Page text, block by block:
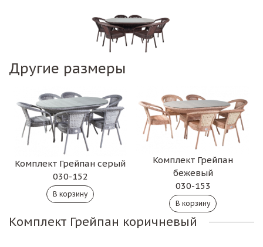
Другие размеры
Комплект Грейпан серый
030-152
Комплект Грейпан
бежевый
030-153
Комплект Грейпан коричневый